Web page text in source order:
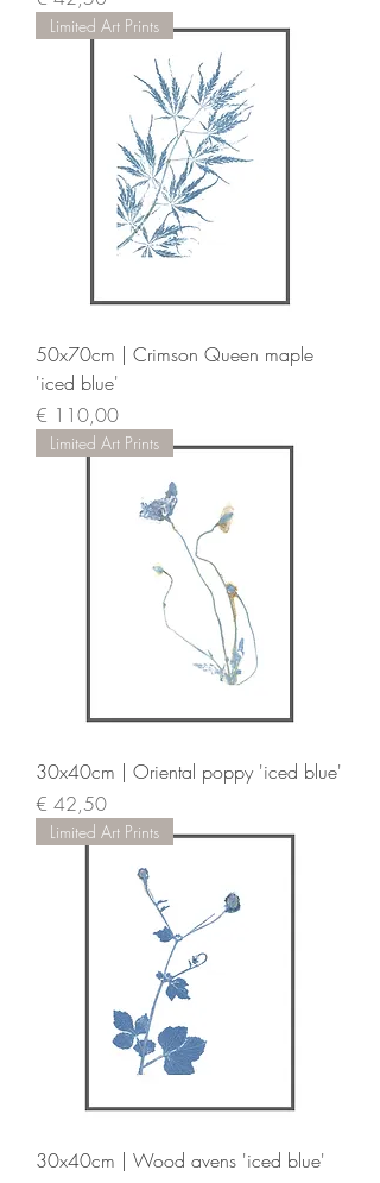
Limited Art Prints
50x70cm | Crimson Queen maple
'iced blue'
Prijs
€ 110,00
Limited Art Prints
30x40cm | Oriental poppy 'iced blue'
Prijs
€ 42,50
Limited Art Prints
30x40cm | Wood avens 'iced blue'